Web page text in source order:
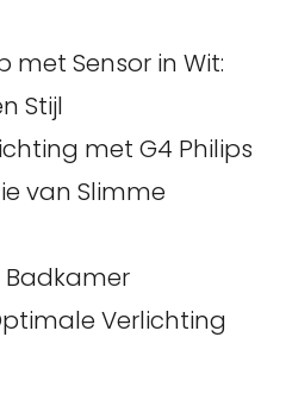
Sensor in Wit:
Stijl
met G4 Philips
van Slimme
Badkamer
Verlichting